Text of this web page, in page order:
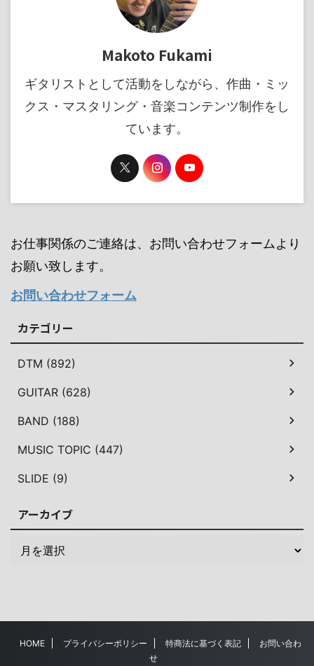
Makoto Fukami
ギタリストとして活動をしながら、作曲・ミッ
クス・マスタリング・音楽コンテンツ制作をし
ています。
お仕事関係のご連絡は、お問い合わせフォームより
お願い致します。
お問い合わせフォーム
カテゴリー
DTM (892)
GUITAR (628)
BAND (188)
MUSIC TOPIC (447)
SLIDE (9)
アーカイブ
HOME プライバシーポリシー 特商法に基づく表記
お問い合わ
せ